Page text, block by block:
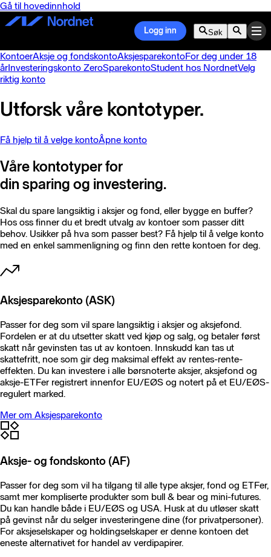
Gå til hovedinnhold
Logg inn Søk
KontoerAksje og fondskontoAksjesparekontoFor deg under 18
årInvesteringskonto ZeroSparekontoStudent hos NordnetVelg
riktig konto
Utforsk våre kontotyper.
Få hjelp til å velge kontoÅpne konto
Våre kontotyper for
din sparing og investering.
Skal du spare langsiktig i aksjer og fond, eller bygge en buffer?
Hos oss finner du et bredt utvalg av kontoer som passer ditt
behov. Usikker på hva som passer best? Få hjelp til å velge konto
med en enkel sammenligning og finn den rette kontoen for deg.
Aksjesparekonto (ASK)
Passer for deg som vil spare langsiktig i aksjer og aksjefond.
Fordelen er at du utsetter skatt ved kjøp og salg, og betaler først
skatt når gevinsten tas ut av kontoen. Innskudd kan tas ut
skattefritt, noe som gir deg maksimal effekt av rentes-rente-
effekten. Du kan investere i alle børsnoterte aksjer, aksjefond og
aksje-ETFer registrert innenfor EU/EØS og notert på et EU/EØS-
regulert marked.
Mer om Aksjesparekonto
Aksje- og fondskonto (AF)
Passer for deg som vil ha tilgang til alle type aksjer, fond og ETFer,
samt mer kompliserte produkter som bull & bear og mini-futures.
Du kan handle både i EU/EØS og USA. Husk at du utløser skatt
på gevinst når du selger investeringene dine (for privatpersoner).
For aksjeselskaper og holdingselskaper er denne kontoen det
eneste alternativet for handel av verdipapirer.